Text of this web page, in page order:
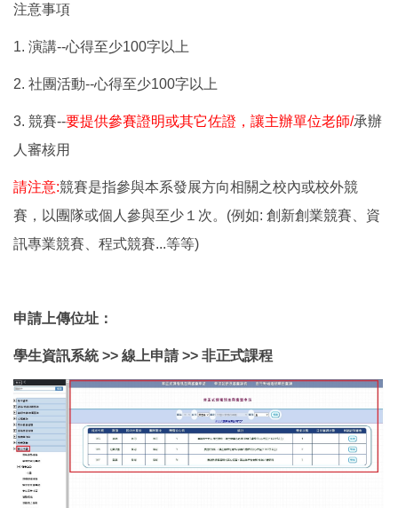
注意事項
1. 演講--心得至少100字以上
2. 社團活動--心得至少100字以上
3. 競賽--要提供參賽證明或其它佐證，讓主辦單位老師/承辦
人審核用
請注意:競賽是指參與本系發展方向相關之校內或校外競
賽，以團隊或個人參與至少１次。(例如: 創新創業競賽、資
訊專業競賽、程式競賽...等等)
申請上傳位址：
學生資訊系統 >> 線上申請 >> 非正式課程